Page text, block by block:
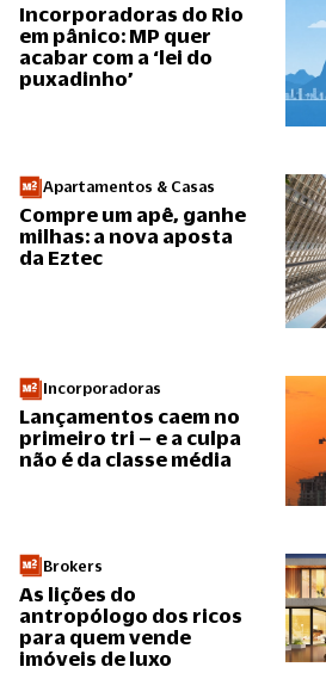
Incorporadoras do Rio
em pânico: MP quer
acabar com a ‘lei do
puxadinho’
Apartamentos & Casas
Compre um apê, ganhe
milhas: a nova aposta
da Eztec
Incorporadoras
Lançamentos caem no
primeiro tri – e a culpa
não é da classe média
Brokers
As lições do
antropólogo dos ricos
para quem vende
imóveis de luxo